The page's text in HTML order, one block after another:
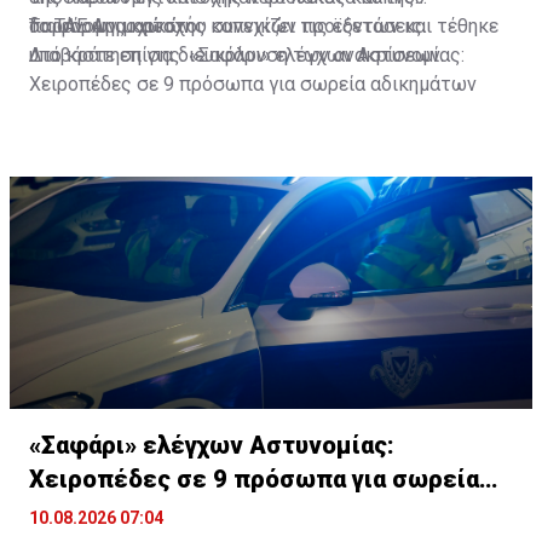
διαφόρων μαρκών.
παράνομης κατοχής καπνικών προϊόντων και τέθηκε
υπό κράτηση για διευκόλυνση των ανακρίσεων.
Το ΤΑΕ Αμμοχώστου συνεχίζει τις εξετάσεις.
Διαβάστε επίσης:«Σαφάρι» ελέγχων Αστυνομίας:
Χειροπέδες σε 9 πρόσωπα για σωρεία αδικημάτων
«Σαφάρι» ελέγχων Αστυνομίας:
Χειροπέδες σε 9 πρόσωπα για σωρεία
αδικημάτων
10.08.2026 07:04